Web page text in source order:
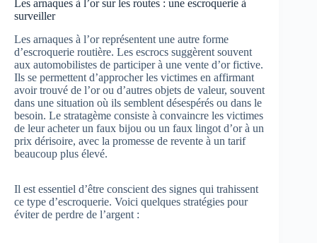
Les arnaques à l’or sur les routes : une escroquerie à
surveiller
Les arnaques à l’or représentent une autre forme
d’escroquerie routière. Les escrocs suggèrent souvent
aux automobilistes de participer à une vente d’or fictive.
Ils se permettent d’approcher les victimes en affirmant
avoir trouvé de l’or ou d’autres objets de valeur, souvent
dans une situation où ils semblent désespérés ou dans le
besoin. Le stratagème consiste à convaincre les victimes
de leur acheter un faux bijou ou un faux lingot d’or à un
prix dérisoire, avec la promesse de revente à un tarif
beaucoup plus élevé.
Il est essentiel d’être conscient des signes qui trahissent
ce type d’escroquerie. Voici quelques stratégies pour
éviter de perdre de l’argent :